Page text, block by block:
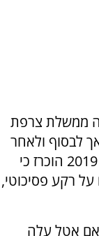
ממשלת צרפת
לבסוף ולאחר
לחץ ציבורי הודתה בכך. עם זאת, בשנת 2019 הוכרז כי
רקע פסיכוטי,
אטל עלה